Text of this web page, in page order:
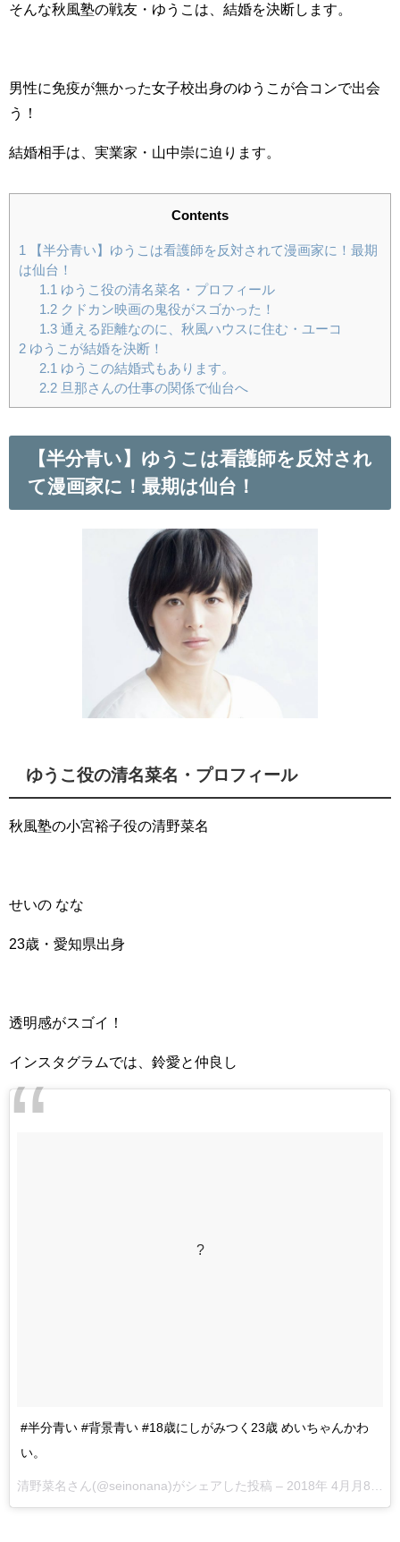
そんな秋風塾の戦友・ゆうこは、結婚を決断します。
男性に免疫が無かった女子校出身のゆうこが合コンで出会
う！
結婚相手は、実業家・山中崇に迫ります。
Contents
1
【半分青い】ゆうこは看護師を反対されて漫画家に！最期
は仙台！
1.1 ゆうこ役の清名菜名・プロフィール
1.2クドカン映画の鬼役がスゴかった！
1.3通える距離なのに、秋風ハウスに住む・ユーコ
2 ゆうこが結婚を決断！
2.1 ゆうこの結婚式もあります。
2.2旦那さんの仕事の関係で仙台へ
【半分青い】ゆうこは看護師を反対され
て漫画家に！最期は仙台！
ゆうこ役の清名菜名・プロフィール
秋風塾の小宮裕子役の清野菜名
せいの なな
23歳・愛知県出身
透明感がスゴイ！
インスタグラムでは、鈴愛と仲良し
?
#半分青い #背景青い #18歳にしがみつく23歳 めいちゃんかわ
い。
清野菜名 さん(@seinonana)がシェアした投稿 – 2018年 4月月8日午前5時36分PDT